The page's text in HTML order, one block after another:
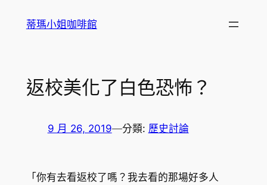
蒂瑪小姐咖啡館
返校美化了白色恐怖？
9 月 26, 2019—分類: 歷史討論
「你有去看返校了嗎？我去看的那場好多人